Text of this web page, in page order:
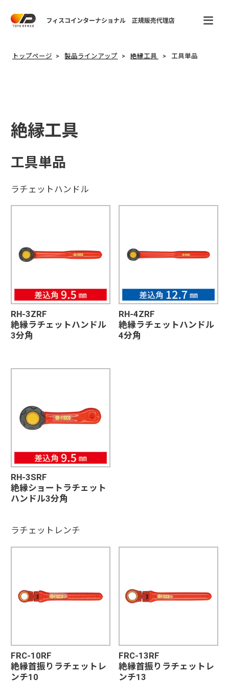
トップページ 製品ラインアップ 絶縁工具 工具単品
絶縁工具
工具単品
ラチェットハンドル
RH-3ZRF
絶縁ラチェットハンドル
3分角
RH-4ZRF
絶縁ラチェットハンドル
4分角
RH-3SRF
絶縁ショートラチェット
ハンドル3分角
ラチェットレンチ
FRC-10RF
絶縁首振りラチェットレ
ンチ10
FRC-13RF
絶縁首振りラチェットレ
ンチ13